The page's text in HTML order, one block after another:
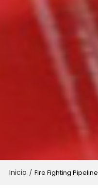
Inicio / Fire Fighting Pipeline